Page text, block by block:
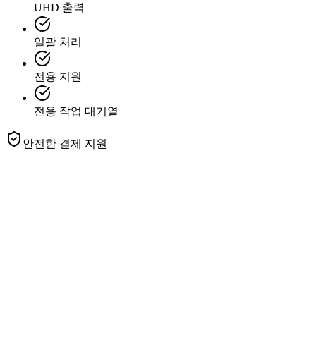
UHD 출력
일괄 처리
전용 지원
전용 작업 대기열
안전한 결제 지원